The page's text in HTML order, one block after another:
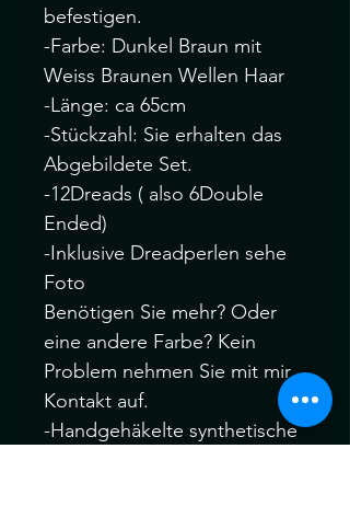
befestigen.
-Farbe: Dunkel Braun mit
Weiss Braunen Wellen Haar
-Länge: ca 65cm
-Stückzahl: Sie erhalten das
Abgebildete Set.
-12Dreads ( also 6Double
Ended)
-Inklusive Dreadperlen sehe
Foto
Benötigen Sie mehr? Oder
eine andere Farbe? Kein
Problem nehmen Sie mit mir
Kontakt auf.
-Handgehäkelte synthetische